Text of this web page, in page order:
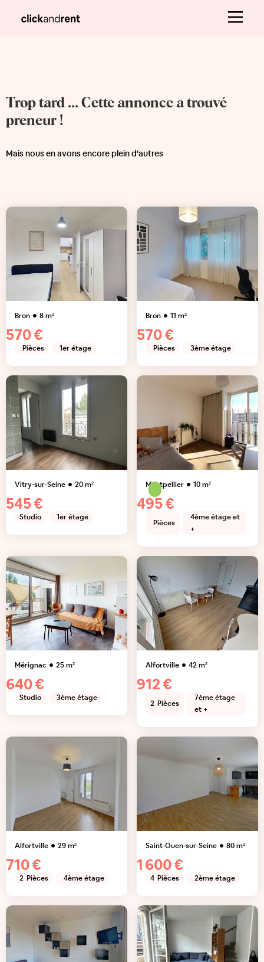
Trop tard ... Cette annonce a trouvé
preneur !
Mais nous en avons encore plein d'autres
Bron 8m²
570 €
Pièces 1er étage
Bron 11 m²
570 €
Pièces 3ème étage
Vitry-sur-Seine 20m²
545 €
Studio 1er étage
Montpellier 10m²
495 €
Pièces
4ème étage et
+
Mérignac 25m²
640 €
Studio 3ème étage
Alfortville 42m²
912 €
2 Pièces
7ème étage
et +
Alfortville 29m²
710 €
2 Pièces 4ème étage
Saint-Ouen-sur-Seine 80m²
1 600 €
4 Pièces 2ème étage